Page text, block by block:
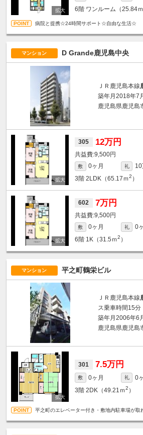
6階 ワンルーム（25.84ｍ
病院と提携☆24時間サポート☆自由な生活☆
マンション D Grande鹿児島中央
ＪＲ鹿児島本線
築年月2018年7
鹿児島県鹿児島
305 12万円
9,500円
敷 0ヶ月 礼
10
3階 2LDK（65.17ｍ2 ）
602 7万円
9,500円
敷 0ヶ月 礼
0
6階 1K（31.5ｍ2 ）
マンション 平之町鶴栄ビル
ＪＲ鹿児島本線
ス乗車時間15
築年月2006年6
鹿児島県鹿児島
301 7.5万円
敷 0ヶ月 礼
0
3階 2DK（49.21ｍ2 ）
平之町のエレベーター付き・敷地内駐車場が取